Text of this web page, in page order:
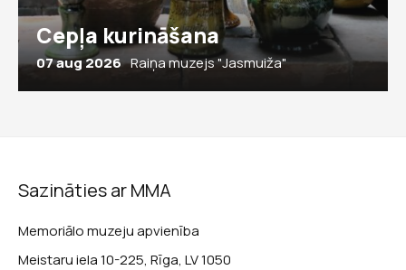
Cepļa kurināšana
07 aug 2026 Raiņa muzejs "Jasmuiža"
Sazināties ar MMA
Memoriālo muzeju apvienība
Meistaru iela 10-225, Rīga, LV 1050